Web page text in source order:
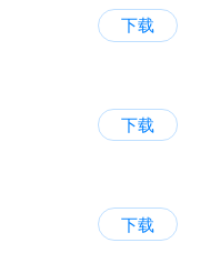
下载
下载
下载